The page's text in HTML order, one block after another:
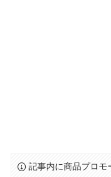
記事内に商品プロモ